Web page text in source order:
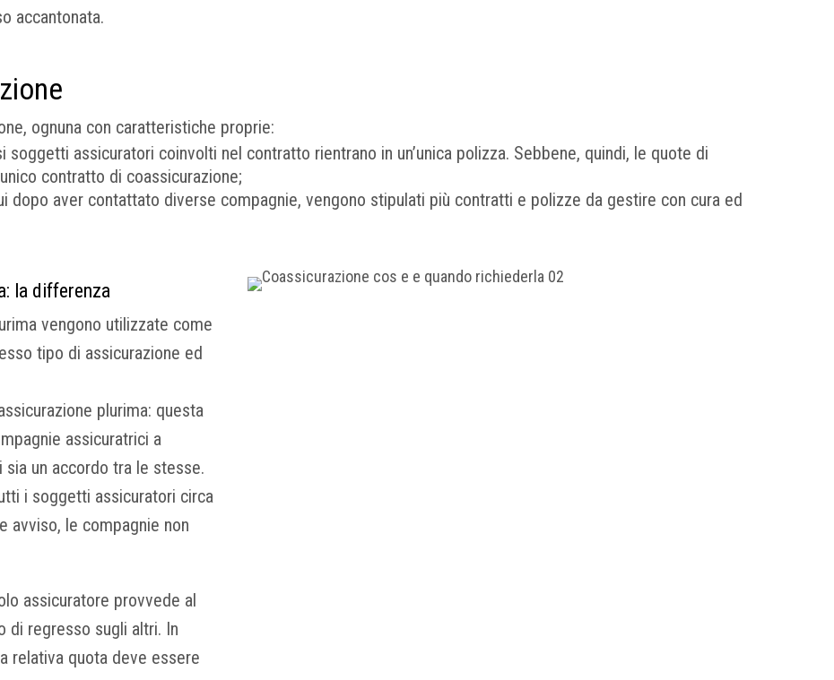
accantonata.
ognuna con caratteristiche proprie:
soggetti assicuratori coinvolti nel contratto rientrano in un’unica polizza. Sebbene, quindi, le quote di
contratto di coassicurazione;
dopo aver contattato diverse compagnie, vengono stipulati più contratti e polizze da gestire con cura ed
la differenza
vengono utilizzate come
tipo di assicurazione ed
plurima: questa
assicuratrici a
un accordo tra le stesse.
i soggetti assicuratori circa
avviso, le compagnie non
assicuratore provvede al
di regresso sugli altri. In
relativa quota deve essere